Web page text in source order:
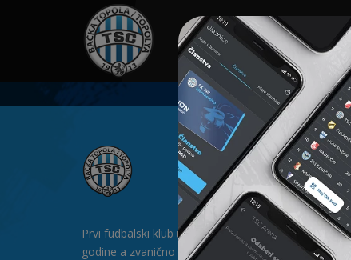
HOME SPONZORI
Prvi fudbalski klub u Bačkoj Topoli formiran je 1912.
godine a zvanično postoji od 1913. godine pod